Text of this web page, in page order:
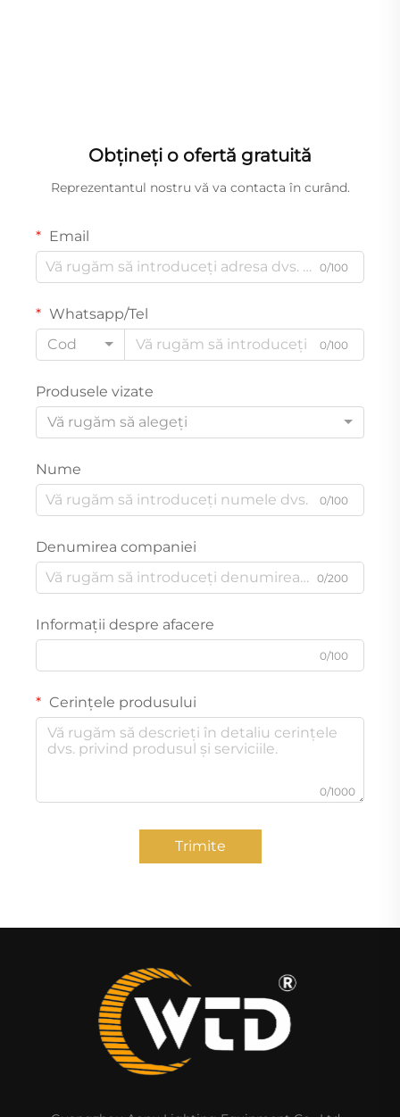
Obțineți o ofertă gratuită
Reprezentantul nostru vă va contacta în curând.
Email
0/100
Whatsapp/Tel
Cod
0/100
Produsele vizate
Vă rugăm să alegeți
Nume
0/100
Denumirea companiei
0/200
Informații despre afacere
0/100
Cerințele produsului
0/1000
Trimite